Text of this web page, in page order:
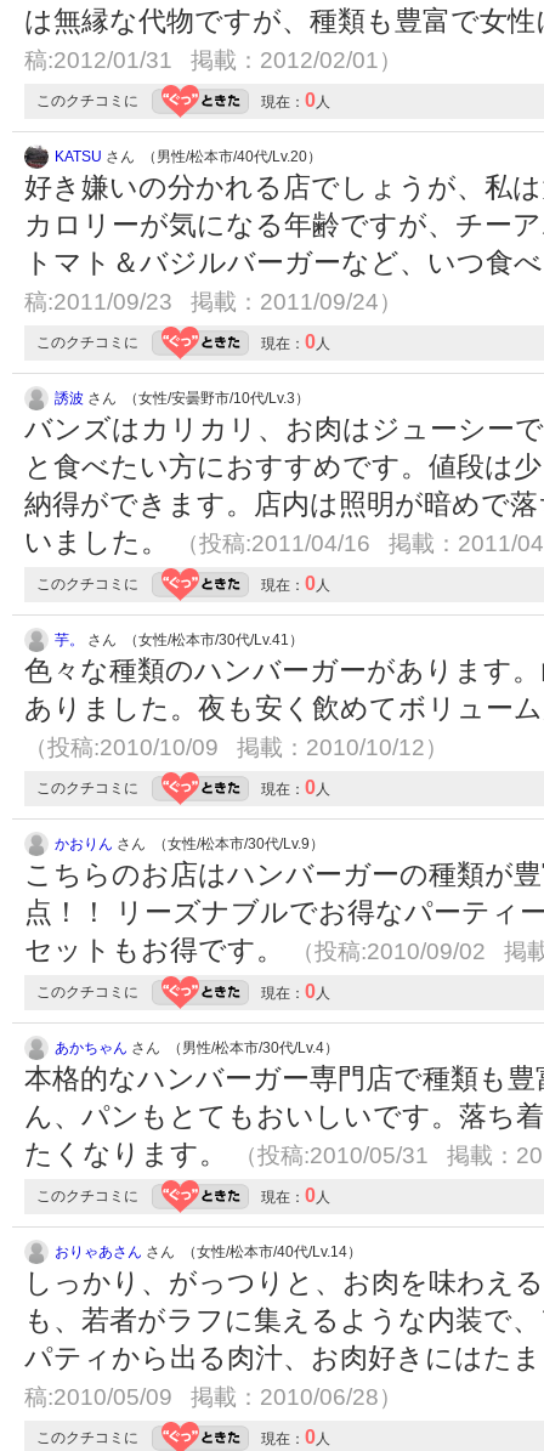
は無縁な代物ですが、種類も豊富で女
稿:2012/01/31 掲載：2012/02/01）
このクチコミに 現在： 0人
KATSU さん （男性/松本市/40代/Lv.20）
好き嫌いの分かれる店でしょうが、私
カロリーが気になる年齢ですが、チー
トマト＆バジルバーガーなど、いつ食
稿:2011/09/23 掲載：2011/09/24）
このクチコミに 現在： 0人
誘波 さん （女性/安曇野市/10代/Lv.3）
バンズはカリカリ、お肉はジューシー
と食べたい方におすすめです。値段は
納得ができます。店内は照明が暗めで
いました。
（投稿:2011/04/16 掲載：2011/
このクチコミに 現在： 0人
芋。 さん （女性/松本市/30代/Lv.41）
色々な種類のハンバーガーがあります
ありました。夜も安く飲めてボリュー
（投稿:2010/10/09 掲載：2010/10/12）
このクチコミに 現在： 0人
かおりん さん （女性/松本市/30代/Lv.9）
こちらのお店はハンバーガーの種類が
点！！ リーズナブルでお得なパーティ
セットもお得です。
（投稿:2010/09/02 掲
このクチコミに 現在： 0人
あかちゃん さん （男性/松本市/30代/Lv.4）
本格的なハンバーガー専門店で種類も
ん、パンもとてもおいしいです。落ち
たくなります。
（投稿:2010/05/31 掲載：
このクチコミに 現在： 0人
おりゃあさん さん （女性/松本市/40代/Lv.14）
しっかり、がっつりと、お肉を味わえ
も、若者がラフに集えるような内装で
パティから出る肉汁、お肉好きにはた
稿:2010/05/09 掲載：2010/06/28）
このクチコミに 現在： 0人